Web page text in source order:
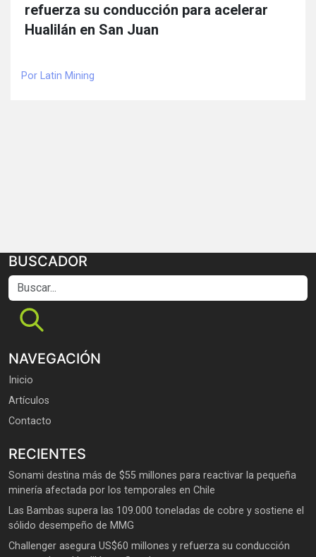
refuerza su conducción para acelerar
Hualilán en San Juan
Por Latin Mining
BUSCADOR
Buscar...
NAVEGACIÓN
Inicio
Artículos
Contacto
RECIENTES
Sonami destina más de $55 millones para reactivar la pequeña
minería afectada por los temporales en Chile
Las Bambas supera las 109.000 toneladas de cobre y sostiene el
sólido desempeño de MMG
Challenger asegura US$60 millones y refuerza su conducción